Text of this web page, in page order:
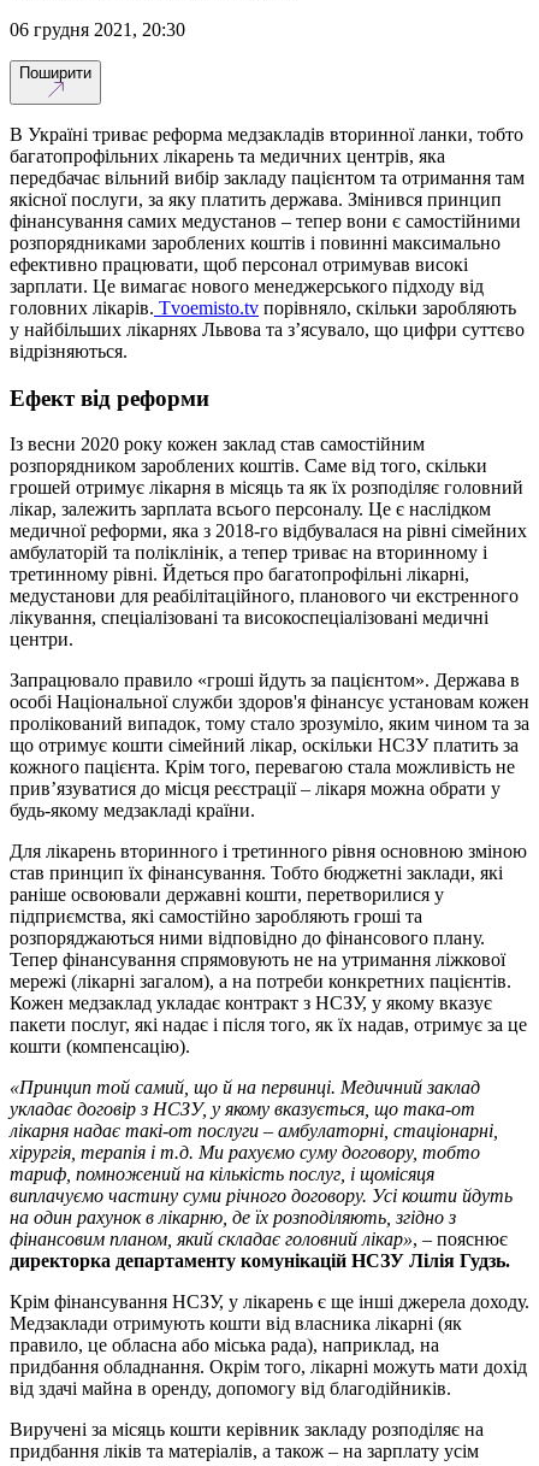
06 грудня 2021, 20:30
Поширити
В Україні триває реформа медзакладів вторинної ланки, тобто
багатопрофільних лікарень та медичних центрів, яка
передбачає вільний вибір закладу пацієнтом та отримання там
якісної послуги, за яку платить держава. Змінився принцип
фінансування самих медустанов – тепер вони є самостійними
розпорядниками зароблених коштів і повинні максимально
ефективно працювати, щоб персонал отримував високі
зарплати. Це вимагає нового менеджерського підходу від
головних лікарів. Tvoemisto.tv порівняло, скільки заробляють
у найбільших лікарнях Львова та з’ясувало, що цифри суттєво
відрізняються.
Ефект від реформи
Із весни 2020 року кожен заклад став самостійним
розпорядником зароблених коштів. Саме від того, скільки
грошей отримує лікарня в місяць та як їх розподіляє головний
лікар, залежить зарплата всього персоналу. Це є наслідком
медичної реформи, яка з 2018-го відбувалася на рівні сімейних
амбулаторій та поліклінік, а тепер триває на вторинному і
третинному рівні. Йдеться про багатопрофільні лікарні,
медустанови для реабілітаційного, планового чи екстренного
лікування, спеціалізовані та високоспеціалізовані медичні
центри.
Запрацювало правило «гроші йдуть за пацієнтом». Держава в
особі Національної служби здоров'я фінансує установам кожен
пролікований випадок, тому стало зрозуміло, яким чином та за
що отримує кошти сімейний лікар, оскільки НСЗУ платить за
кожного пацієнта. Крім того, перевагою стала можливість не
прив’язуватися до місця реєстрації – лікаря можна обрати у
будь-якому медзакладі країни.
Для лікарень вторинного і третинного рівня основною зміною
став принцип їх фінансування. Тобто бюджетні заклади, які
раніше освоювали державні кошти, перетворилися у
підприємства, які самостійно заробляють гроші та
розпоряджаються ними відповідно до фінансового плану.
Тепер фінансування спрямовують не на утримання ліжкової
мережі (лікарні загалом), а на потреби конкретних пацієнтів.
Кожен медзаклад укладає контракт з НСЗУ, у якому вказує
пакети послуг, які надає і після того, як їх надав, отримує за це
кошти (компенсацію).
«Принцип той самий, що й на первинці. Медичний заклад
укладає договір з НСЗУ, у якому вказується, що така-от
лікарня надає такі-от послуги – амбулаторні, стаціонарні,
хірургія, терапія і т.д. Ми рахуємо суму договору, тобто
тариф, помножений на кількість послуг, і щомісяця
виплачуємо частину суми річного договору. Усі кошти йдуть
на один рахунок в лікарню, де їх розподіляють, згідно з
фінансовим планом, який складає головний лікар», – пояснює
директорка департаменту комунікацій НСЗУ Лілія Гудзь.
Крім фінансування НСЗУ, у лікарень є ще інші джерела доходу.
Медзаклади отримують кошти від власника лікарні (як
правило, це обласна або міська рада), наприклад, на
придбання обладнання. Окрім того, лікарні можуть мати дохід
від здачі майна в оренду, допомогу від благодійників.
Виручені за місяць кошти керівник закладу розподіляє на
придбання ліків та матеріалів, а також – на зарплату усім